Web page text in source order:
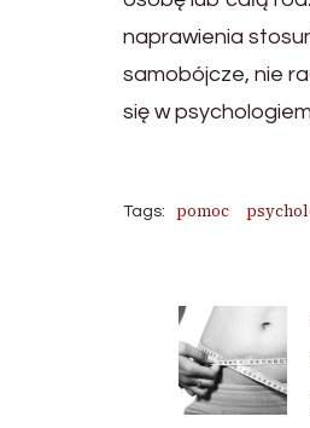
naprawienia
samobójcze, nie
się w
Tags: pomoc
Post